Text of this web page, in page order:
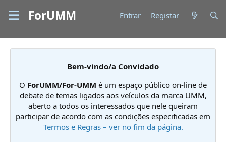
ForUMM Entrar Registar
Bem-vindo/a Convidado
O ForUMM/For-UMM é um espaço público on-line de
debate de temas ligados aos veículos da marca UMM,
aberto a todos os interessados que nele queiram
participar de acordo com as condições especificadas em
Termos e Regras – ver no fim da página.